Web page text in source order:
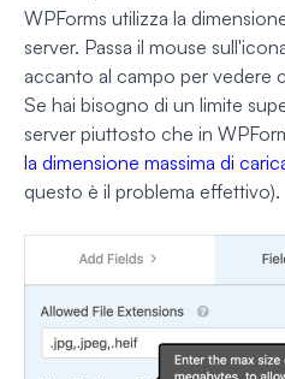
WPForms utilizza la
server. Passa il mouse
accanto al campo per vedere
Se hai bisogno di un limite
server piuttosto che in
la dimensione massima di
questo è il problema effettivo).